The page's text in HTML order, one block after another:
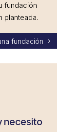
fundación
planteada.
fundación
necesito